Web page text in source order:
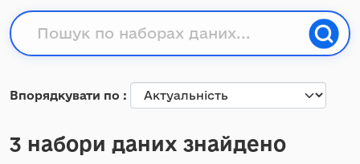
Впорядкувати по
3 набори даних знайдено